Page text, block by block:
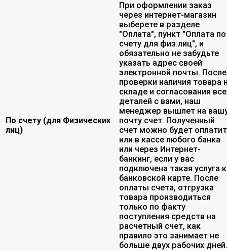
По счету (для Физических
лиц)
При оформлении заказ
через интернет-магазин
выберете в разделе
"Оплата", пункт "Оплата по
счету для физ.лиц", и
обязательно не забудьте
указать адрес своей
электронной почты. После
проверки наличия товара
складе и согласования
деталей с вами, наш
менеджер вышлет на
почту счет. Полученный
счет можно будет
или в кассе любого банка
или через Интернет-
банкинг, если у вас
подключена такая услуга к
банковской карте. После
оплаты счета, отгрузка
товара производиться
только по факту
поступления средств на
расчетный счет, как
правило это занимает не
больше двух рабочих дней.